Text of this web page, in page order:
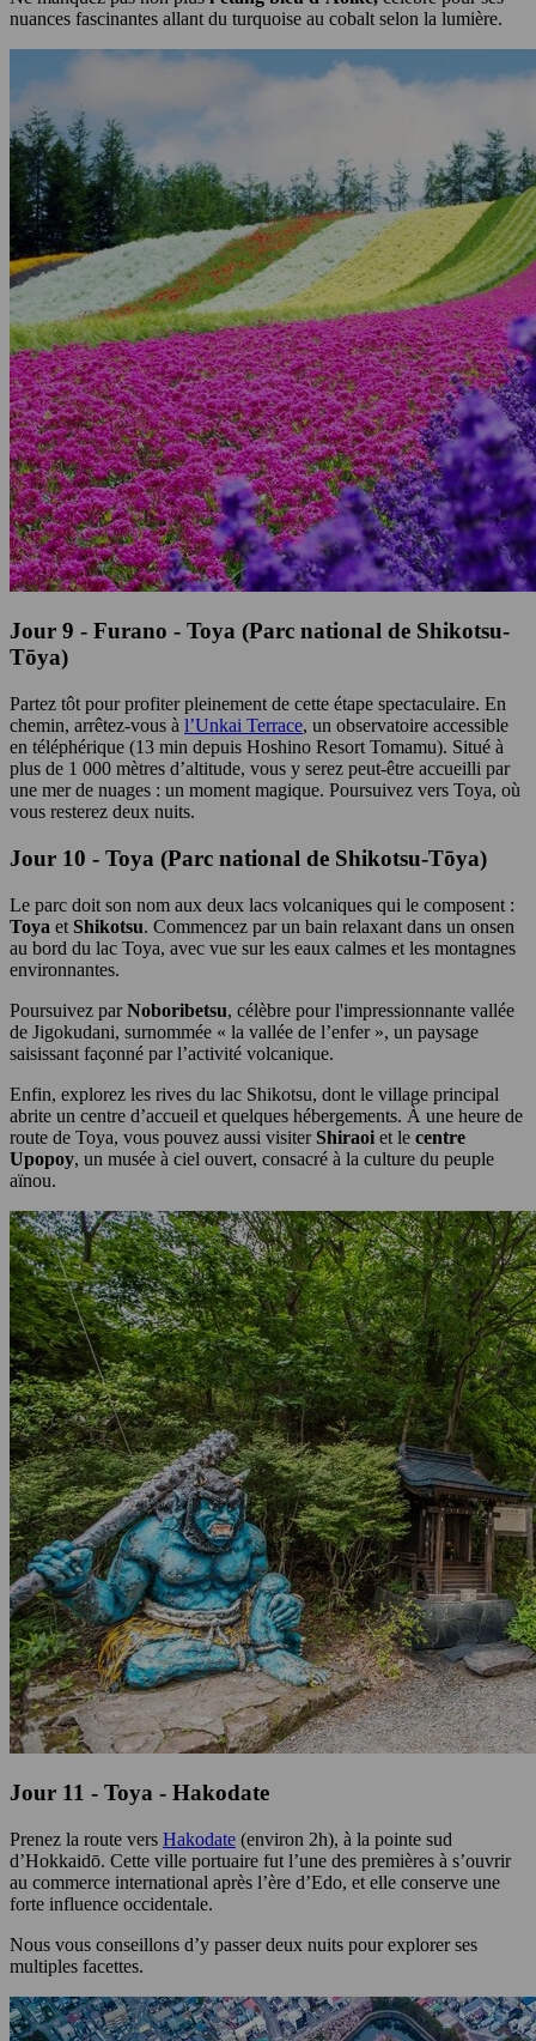
nuances fascinantes allant du turquoise au cobalt selon la lumière.
Jour 9 - Furano - Toya (Parc national de Shikotsu-
Tōya)
Partez tôt pour profiter pleinement de cette étape spectaculaire. En
chemin, arrêtez-vous à l’Unkai Terrace, un observatoire accessible
en téléphérique (13 min depuis Hoshino Resort Tomamu). Situé à
plus de 1 000 mètres d’altitude, vous y serez peut-être accueilli par
une mer de nuages : un moment magique. Poursuivez vers Toya, où
vous resterez deux nuits.
Jour 10 - Toya (Parc national de Shikotsu-Tōya)
Le parc doit son nom aux deux lacs volcaniques qui le composent :
Toya et Shikotsu. Commencez par un bain relaxant dans un onsen
au bord du lac Toya, avec vue sur les eaux calmes et les montagnes
environnantes.
Poursuivez parNoboribetsu, célèbre pour l'impressionnante vallée
de Jigokudani, surnommée « la vallée de l’enfer », un paysage
saisissant façonné par l’activité volcanique.
Enfin, explorez les rives du lac Shikotsu, dont le village principal
abrite un centre d’accueil et quelques hébergements. À une heure de
route de Toya, vous pouvez aussi visiter Shiraoi et le centre
Upopoy, un musée à ciel ouvert, consacré à la culture du peuple
aïnou.
Jour 11 - Toya - Hakodate
Prenez la route vers Hakodate (environ 2h), à la pointe sud
d’Hokkaidō. Cette ville portuaire fut l’une des premières à s’ouvrir
au commerce international après l’ère d’Edo, et elle conserve une
forte influence occidentale.
Nous vous conseillons d’y passer deux nuits pour explorer ses
multiples facettes.